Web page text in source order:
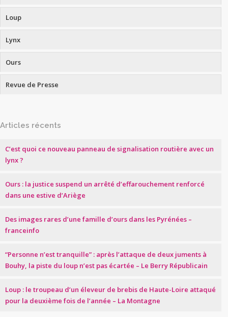
Loup
Lynx
Ours
Revue de Presse
Articles récents
C’est quoi ce nouveau panneau de signalisation routière avec un
lynx ?
Ours : la justice suspend un arrêté d’effarouchement renforcé
dans une estive d’Ariège
Des images rares d’une famille d’ours dans les Pyrénées –
franceinfo
“Personne n’est tranquille” : après l’attaque de deux juments à
Bouhy, la piste du loup n’est pas écartée – Le Berry Républicain
Loup : le troupeau d’un éleveur de brebis de Haute-Loire attaqué
pour la deuxième fois de l’année – La Montagne